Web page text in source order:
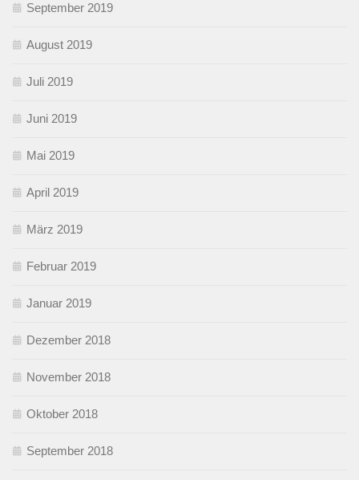
September 2019
August 2019
Juli 2019
Juni 2019
Mai 2019
April 2019
März 2019
Februar 2019
Januar 2019
Dezember 2018
November 2018
Oktober 2018
September 2018